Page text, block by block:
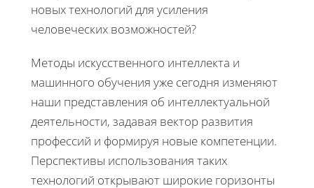
новых технологий для усиления
человеческих возможностей?
Методы искусственного интеллекта и
машинного обучения уже сегодня изменяют
наши представления об интеллектуальной
деятельности, задавая вектор развития
профессий и формируя новые компетенции.
Перспективы использования таких
технологий открывают широкие горизонты